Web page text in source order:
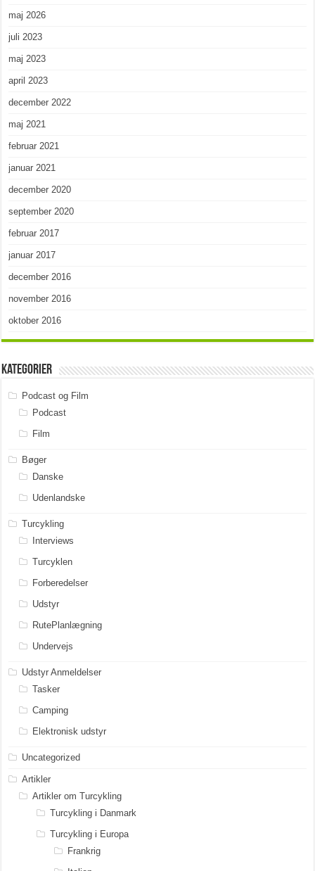
maj 2026
juli 2023
maj 2023
april 2023
december 2022
maj 2021
februar 2021
januar 2021
december 2020
september 2020
februar 2017
januar 2017
december 2016
november 2016
oktober 2016
Kategorier
Podcast og Film
Podcast
Film
Bøger
Danske
Udenlandske
Turcykling
Interviews
Turcyklen
Forberedelser
Udstyr
RutePlanlægning
Undervejs
Udstyr Anmeldelser
Tasker
Camping
Elektronisk udstyr
Uncategorized
Artikler
Artikler om Turcykling
Turcykling i Danmark
Turcykling i Europa
Frankrig